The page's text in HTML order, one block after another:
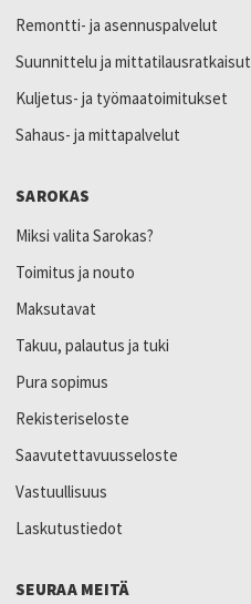
Remontti- ja asennuspalvelut
Suunnittelu ja mittatilausratkaisut
Kuljetus- ja työmaatoimitukset
Sahaus- ja mittapalvelut
SAROKAS
Miksi valita Sarokas?
Toimitus ja nouto
Maksutavat
Takuu, palautus ja tuki
Pura sopimus
Rekisteriseloste
Saavutettavuusseloste
Vastuullisuus
Laskutustiedot
SEURAA MEITÄ